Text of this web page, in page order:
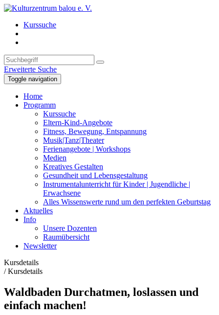
Kurssuche
Erweiterte Suche
Toggle navigation
Home
Programm
Kurssuche
Eltern-Kind-Angebote
Fitness, Bewegung, Entspannung
Musik|Tanz|Theater
Ferienangebote | Workshops
Medien
Kreatives Gestalten
Gesundheit und Lebensgestaltung
Instrumentalunterricht für Kinder | Jugendliche |
Erwachsene
Alles Wissenswerte rund um den perfekten Geburtstag
Aktuelles
Info
Unsere Dozenten
Raumübersicht
Newsletter
Kursdetails
/Kursdetails
Waldbaden Durchatmen, loslassen und
einfach machen!